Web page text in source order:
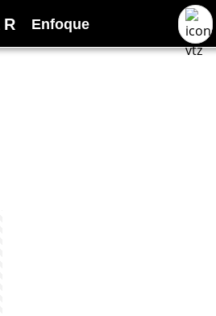
R Enfoque